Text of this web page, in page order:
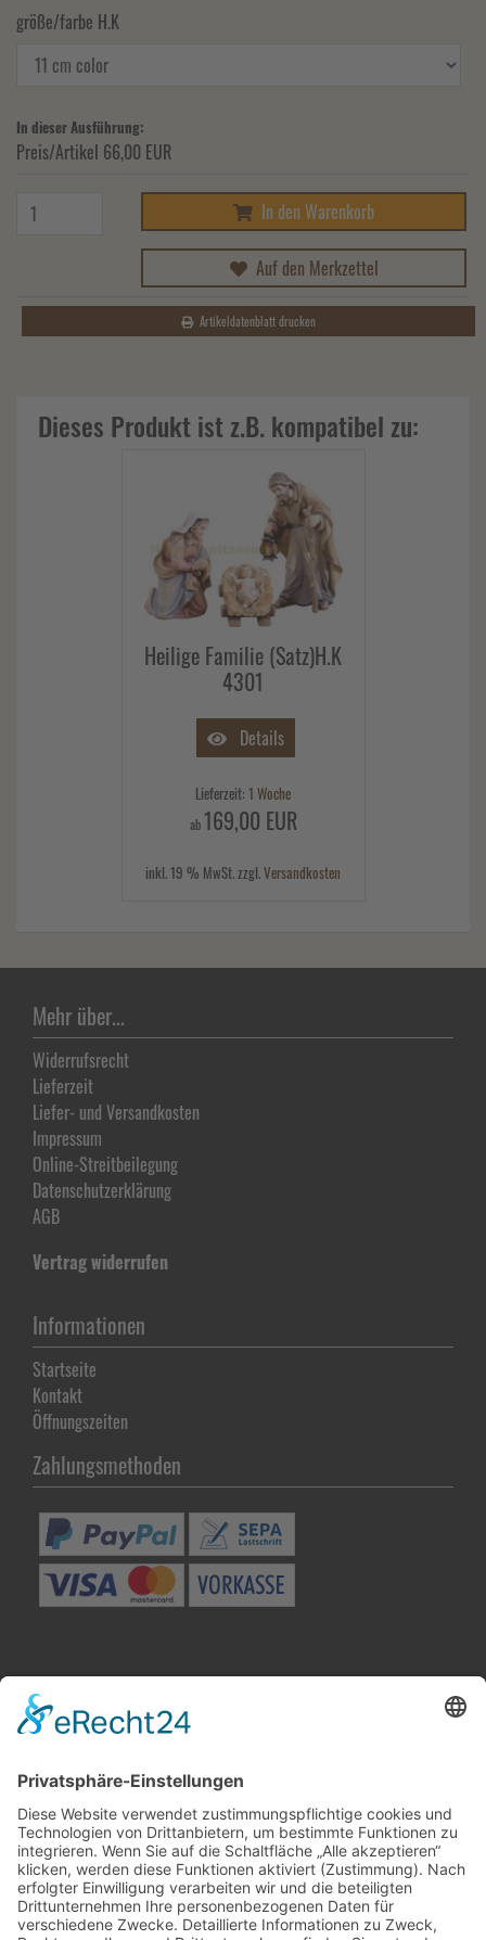
größe/farbe H.K
In dieser Ausführung:
Preis/Artikel 66,00 EUR
In den Warenkorb
Auf den Merkzettel
Artikeldatenblatt drucken
Dieses Produkt ist z.B. kompatibel zu:
Heilige Familie (Satz)H.K
4301
Details
Lieferzeit: 1 Woche
ab169,00 EUR
inkl. 19 % MwSt. zzgl.Versandkosten
Mehr über...
Widerrufsrecht
Lieferzeit
Liefer- und Versandkosten
Impressum
Online-Streitbeilegung
Datenschutz­erklärung
AGB
Vertrag widerrufen
Informationen
Startseite
Kontakt
Öffnungszeiten
Zahlungsmethoden
Besuchen Sie uns in Winnenden
Wir benötigen Ihre
Zustimmung, um den Google
Maps-Service zu laden!
Wir verwenden einen Service eines
Drittanbieters, um Karteninhalte